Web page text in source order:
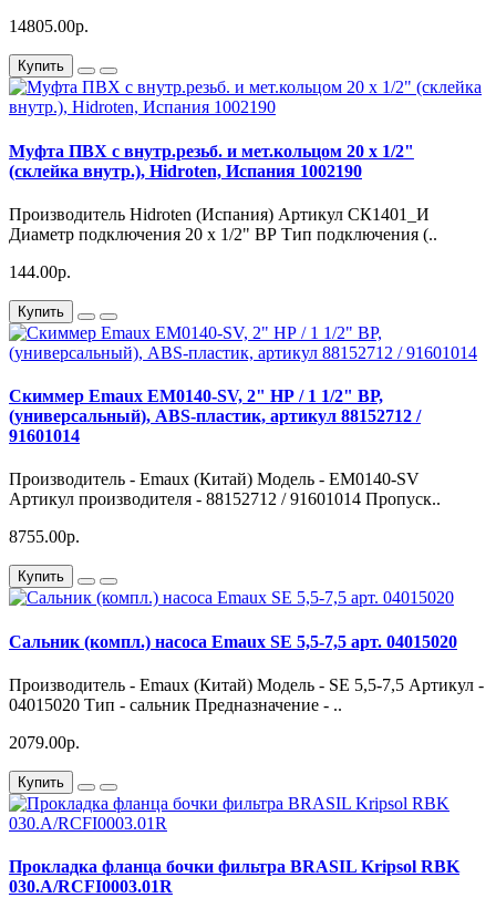
14805.00р.
Купить
Муфта ПВХ с внутр.резьб. и мет.кольцом 20 х 1/2"
(склейка внутр.), Hidroten, Испания 1002190
Производитель Hidroten (Испания) Артикул СК1401_И
Диаметр подключения 20 х 1/2" ВР Тип подключения (..
144.00р.
Купить
Скиммер Emaux EM0140-SV, 2" НР / 1 1/2" ВР,
(универсальный), ABS-пластик, артикул 88152712 /
91601014
Производитель - Emaux (Китай) Модель - EM0140-SV
Артикул производителя - 88152712 / 91601014 Пропуск..
8755.00р.
Купить
Сальник (компл.) насоса Emaux SE 5,5-7,5 арт. 04015020
Производитель - Emaux (Китай) Модель - SE 5,5-7,5 Артикул -
04015020 Тип - сальник Предназначение - ..
2079.00р.
Купить
Прокладка фланца бочки фильтра BRASIL Kripsol RBK
030.A/RCFI0003.01R